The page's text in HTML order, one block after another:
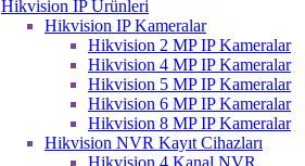
Hikvision IP Ürünleri
Hikvision IP Kameralar
Hikvision 2 MP IP Kameralar
Hikvision 4 MP IP Kameralar
Hikvision 5 MP IP Kameralar
Hikvision 6 MP IP Kameralar
Hikvision 8 MP IP Kameralar
Hikvision NVR Kayıt Cihazları
Hikvision 4 Kanal NVR